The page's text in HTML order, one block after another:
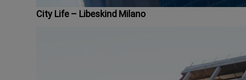
City Life – Libeskind Milano